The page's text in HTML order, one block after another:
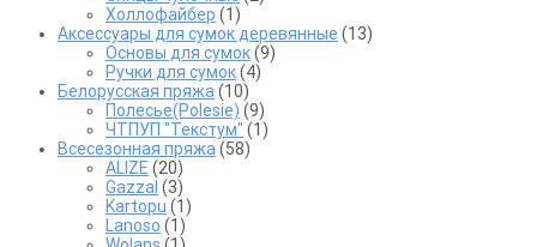
Холлофайбер (1)
Аксессуары для сумок деревянные (13)
Основы для сумок(9)
Ручки для сумок(4)
Белорусская пряжа (10)
Полесье(Polesie) (9)
ЧТПУП "Текстум" (1)
Всесезонная пряжа (58)
ALIZE (20)
Gazzal (3)
Kartopu (1)
Lanoso (1)